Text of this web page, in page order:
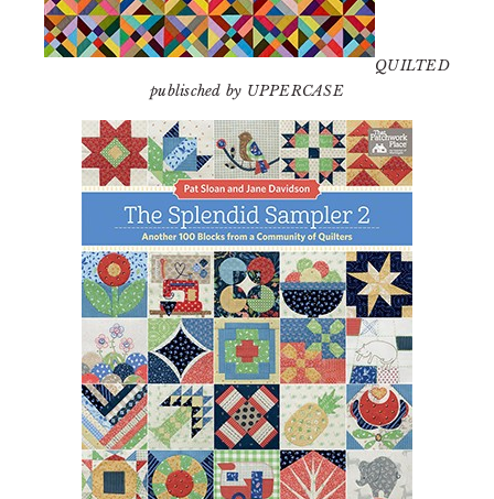
QUILTED
publisched by UPPERCASE